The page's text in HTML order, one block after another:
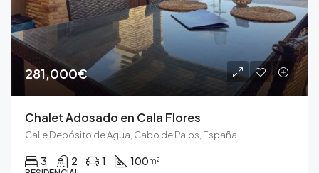
281,000€
Chalet Adosado en Cala Flores
Calle Depósito de Agua, Cabo de Palos, España
3 2 1 100m²